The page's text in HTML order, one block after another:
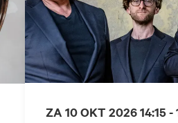
ZA 10 OKT 202614:15 -